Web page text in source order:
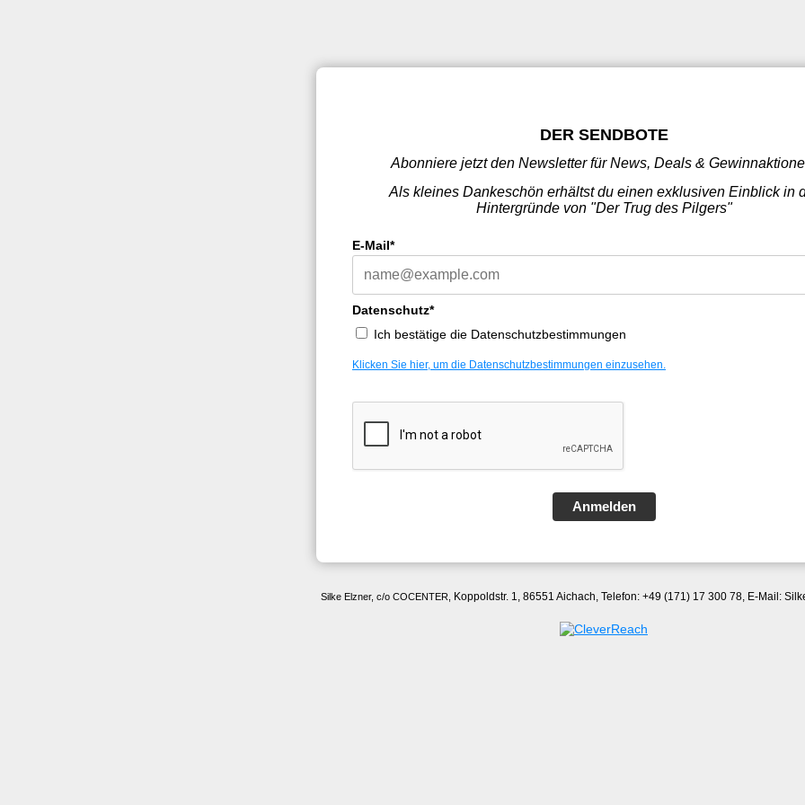
DER SENDBOTE
Abonniere jetzt den Newsletter für News, Deals &
Als kleines Dankeschön erhältst du einen exklusiven Einblick in
Hintergründe von "Der Trug des Pilgers"
E-Mail*
Datenschutz*
Ich bestätige die Datenschutzbestimmungen
Klicken Sie hier, um die Datenschutzbestimmungen einzusehen.
Anmelden
Silke Elzner, c/o COCENTER, Koppoldstr. 1, 86551 Aichach, Telefon: +49 (171) 17 300 78, E-Mail: